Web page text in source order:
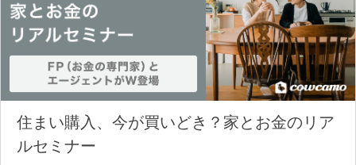
住まい購入、今が買いどき？家とお金のリア
ルセミナー